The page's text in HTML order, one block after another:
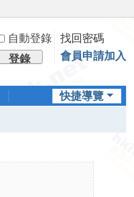
自動登錄
找回密碼
登錄 會員申請加入
快捷導覽